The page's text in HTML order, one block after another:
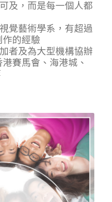
及，而是每一個人都
覺藝術學系，有超過
作的經驗
者及為大型機構協辦
賽馬會、海港城、